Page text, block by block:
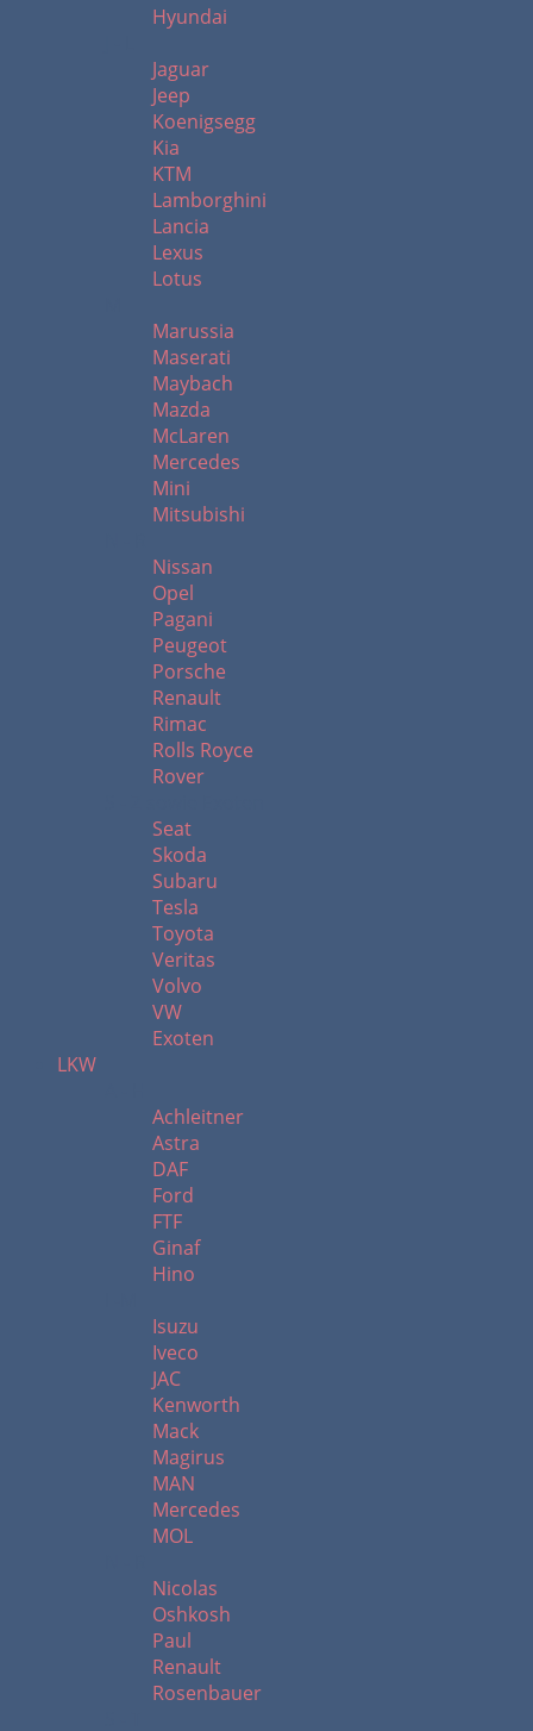
Hyundai
Jaguar
Jeep
Koenigsegg
Kia
KTM
Lamborghini
Lancia
Lexus
Lotus
Marussia
Maserati
Maybach
Mazda
McLaren
Mercedes
Mini
Mitsubishi
Nissan
Opel
Pagani
Peugeot
Porsche
Renault
Rimac
Rolls Royce
Rover
Seat
Skoda
Subaru
Tesla
Toyota
Veritas
Volvo
VW
Exoten
LKW
Achleitner
Astra
DAF
Ford
FTF
Ginaf
Hino
Isuzu
Iveco
JAC
Kenworth
Mack
Magirus
MAN
Mercedes
MOL
Nicolas
Oshkosh
Paul
Renault
Rosenbauer